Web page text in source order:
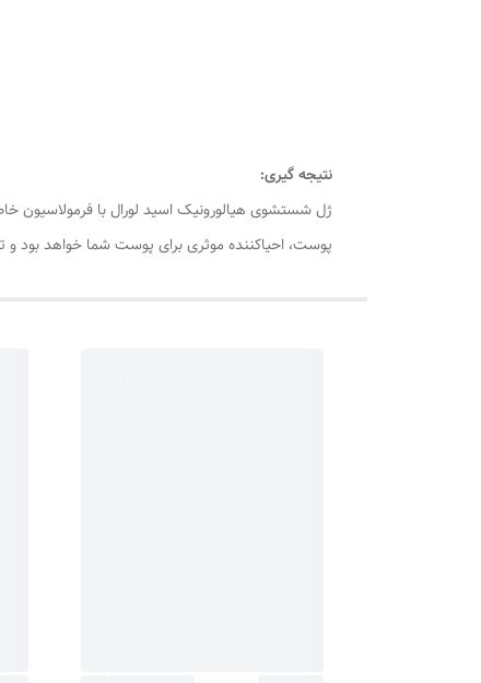
نتیجه گیری:
ژل شستشوی هیالورونیک اسید لورال با فرمولاسیون
پوست، احیاکننده موثری برای پوست شما خواهد بود